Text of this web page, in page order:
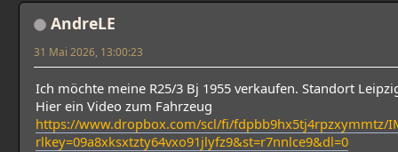
AndreLE
31 Mai 2026, 13:00:23
Ich möchte meine R25/3 Bj 1955 verkaufen. Standort
Hier ein Video zum Fahrzeug
https://www.dropbox.com/scl/fi/fdpbb9hx5tj4rpzxymmtz/
rlkey=09a8xksxtzty64vxo91jlyfz9&st=r7nnlce9&dl=0